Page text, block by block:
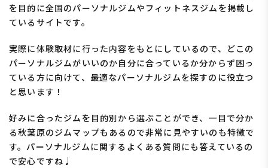
を目的に全国のパーソナルジムやフィットネスジムを掲載し
ているサイトです。
実際に体験取材に行った内容をもとにしているので、どこの
パーソナルジムがいいのか自分に合っているか分からず困っ
ている方に向けて、最適なパーソナルジムを探すのに役立つ
と思います！
好みに合ったジムを目的別から選ぶことができ、一目で分か
る秋葉原のジムマップもあるので非常に見やすいのも特徴で
す。パーソナルジムに関するよくある質問にも答えているの
で安心ですね♩